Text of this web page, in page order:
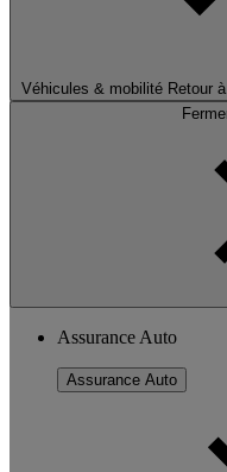
Véhicules & mobilité Retour
Assurance Auto
Assurance Auto